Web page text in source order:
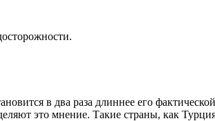
в два раза длиннее его
это мнение. Такие страны, как